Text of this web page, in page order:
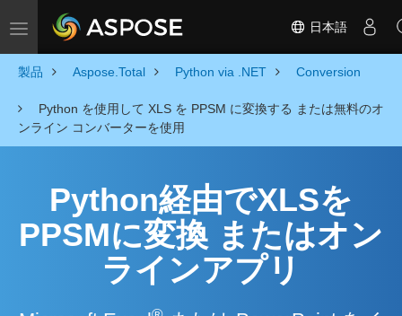
Toggle navigation 日本語
製品 Aspose.Total Python via .NET Conversion
Python を使用して XLS を PPSM に変換する または無料のオ
ンライン コンバーターを使用
Python経由でXLSを
PPSMに変換 またはオン
ラインアプリ